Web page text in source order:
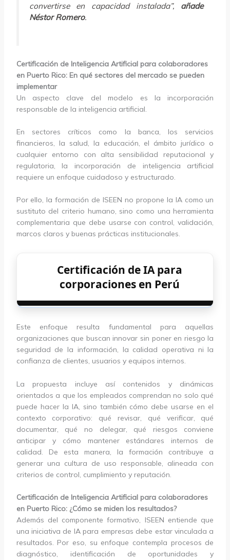
convertirse en capacidad instalada”, añade
Néstor Romero.
Certificación de Inteligencia Artificial para colaboradores
en Puerto Rico: En qué sectores del mercado se pueden
implementar
Un aspecto clave del modelo es la incorporación
responsable de la inteligencia artificial.
En sectores críticos como la banca, los servicios
financieros, la salud, la educación, el ámbito jurídico o
cualquier entorno con alta sensibilidad reputacional y
regulatoria, la incorporación de inteligencia artificial
requiere un enfoque cuidadoso y estructurado.
Por ello, la formación de ISEEN no propone la IA como un
sustituto del criterio humano, sino como una herramienta
complementaria que debe usarse con control, validación,
marcos claros y buenas prácticas institucionales.
Certificación de IA para
corporaciones en Perú
Este enfoque resulta fundamental para aquellas
organizaciones que buscan innovar sin poner en riesgo la
seguridad de la información, la calidad operativa ni la
confianza de clientes, usuarios y equipos internos.
La propuesta incluye así contenidos y dinámicas
orientados a que los empleados comprendan no solo qué
puede hacer la IA, sino también cómo debe usarse en el
contexto corporativo: qué revisar, qué verificar, qué
documentar, qué no delegar, qué riesgos conviene
anticipar y cómo mantener estándares internos de
calidad. De esta manera, la formación contribuye a
generar una cultura de uso responsable, alineada con
criterios de control, cumplimiento y reputación.
Certificación de Inteligencia Artificial para colaboradores
en Puerto Rico: ¿Cómo se miden los resultados?
Además del componente formativo, ISEEN entiende que
una iniciativa de IA para empresas debe estar vinculada a
resultados. Por eso, su enfoque contempla procesos de
diagnóstico, identificación de oportunidades y